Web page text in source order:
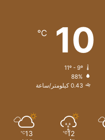
10
℃
11º - 9º
88%
0.43 كيلومتر/ساعة
12
℃
13
℃